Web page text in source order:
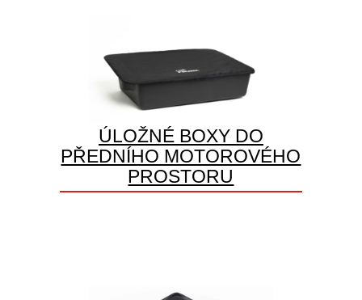
ÚLOŽNÉ BOXY DO
PŘEDNÍHO MOTOROVÉHO
PROSTORU